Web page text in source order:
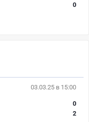
0
03.03.25 в 15:00
0
2